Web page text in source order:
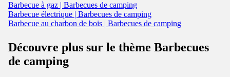
Barbecue à gaz | Barbecues de camping
Barbecue électrique | Barbecues de camping
Barbecue au charbon de bois | Barbecues de camping
Découvre plus sur le thème Barbecues
de camping